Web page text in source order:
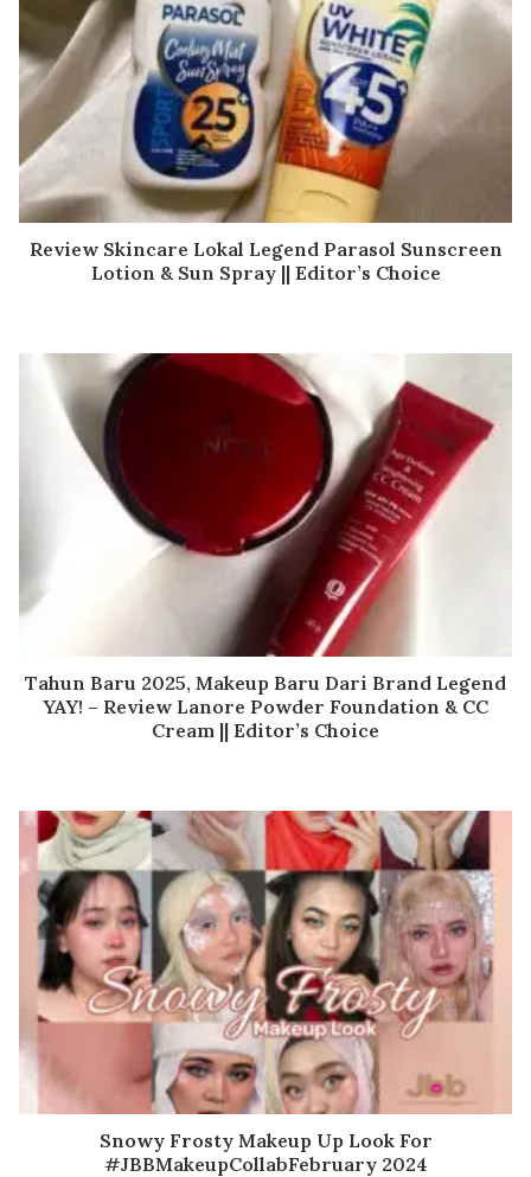
Review Skincare Lokal Legend Parasol Sunscreen
Lotion & Sun Spray || Editor’s Choice
Tahun Baru 2025, Makeup Baru Dari Brand Legend
YAY! – Review Lanore Powder Foundation & CC
Cream || Editor’s Choice
Snowy Frosty Makeup Up Look For
#JBBMakeupCollabFebruary 2024